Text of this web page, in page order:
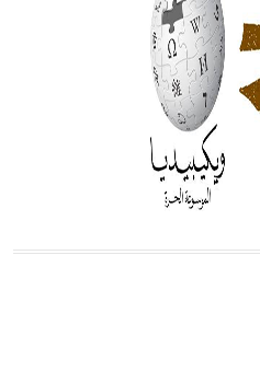
يتكون في البحر ويتركب
وهو أحمر أو شديد الحمرة وهو
ويسمى الش
اللفظ تم اعتمادها مصطلحاً